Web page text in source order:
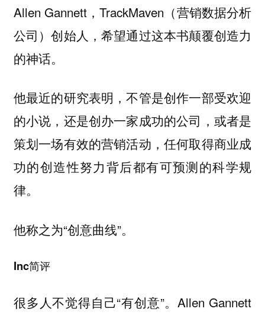
Allen Gannett，TrackMaven（营销数据分析
公司）创始人，希望通过这本书颠覆创造力
的神话。
他最近的研究表明，不管是创作一部受欢迎
的小说，还是创办一家成功的公司，或者是
策划一场有效的营销活动，任何取得商业成
功的创造性努力背后都有可预测的科学规
律。
他称之为“创意曲线”。
Inc简评
很多人不觉得自己“有创意”。Allen Gannett